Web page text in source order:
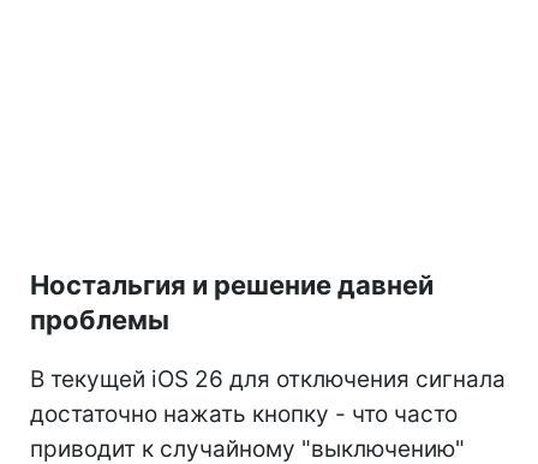
Ностальгия и решение давней
проблемы
В текущей iOS 26 для отключения сигнала
достаточно нажать кнопку - что часто
приводит к случайному "выключению"